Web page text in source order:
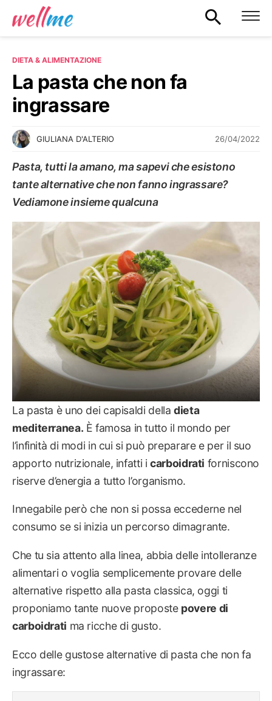
DIETA & ALIMENTAZIONE
La pasta che non fa
ingrassare
GIULIANA D'ALTERIO 26/04/2022
Pasta, tutti la amano, ma sapevi che esistono
tante alternative che non fanno ingrassare?
Vediamone insieme qualcuna
DIETA & ALIMENTAZIONE
La pasta è uno dei capisaldi delladieta
mediterranea. È famosa in tutto il mondo per
l’infinità di modi in cui si può preparare e per il suo
apporto nutrizionale, infatti icarboidrati forniscono
riserve d’energia a tutto l’organismo.
Innegabile però che non si possa eccederne nel
consumo se si inizia un percorso dimagrante.
Che tu sia attento alla linea, abbia delle intolleranze
alimentari o voglia semplicemente provare delle
alternative rispetto alla pasta classica, oggi ti
proponiamo tante nuove proposte povere di
carboidrati ma ricche di gusto.
Ecco delle gustose alternative di pasta che non fa
ingrassare: